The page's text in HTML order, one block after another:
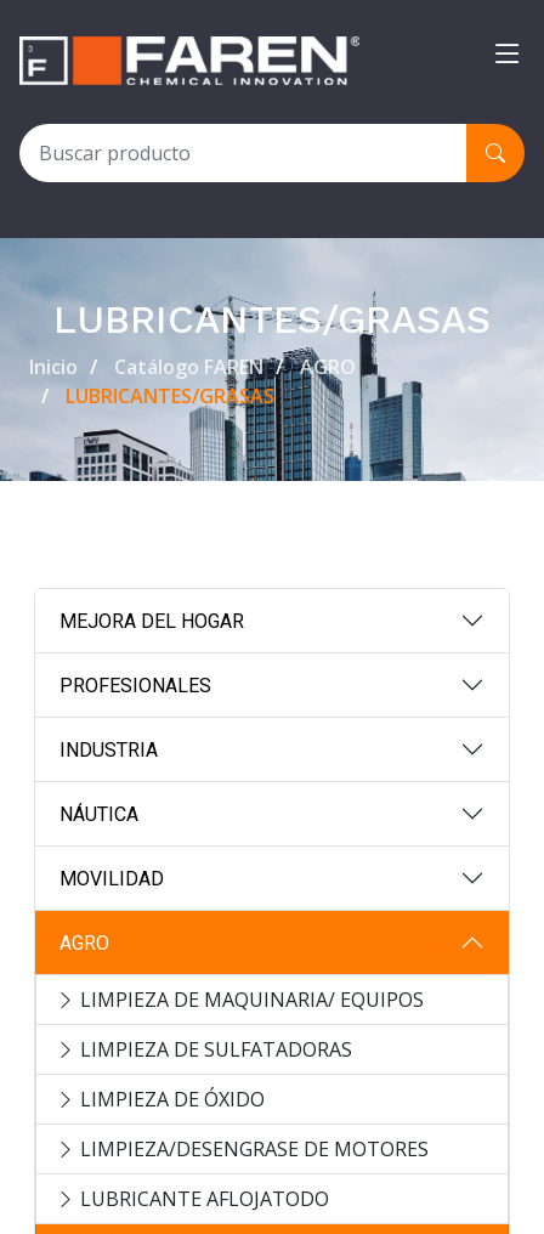
LUBRICANTES/GRASAS
Inicio Catálogo FAREN
AGRO
LUBRICANTES/GRASAS
MEJORA DEL HOGAR
PROFESIONALES
INDUSTRIA
NÁUTICA
MOVILIDAD
AGRO
LIMPIEZA DE MAQUINARIA/ EQUIPOS
LIMPIEZA DE SULFATADORAS
LIMPIEZA DE ÓXIDO
LIMPIEZA/DESENGRASE DE MOTORES
LUBRICANTE AFLOJATODO